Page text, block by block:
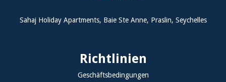
Sahaj Holiday Apartments, Baie Ste Anne, Praslin, Seychelles
Richtlinien
Geschäftsbedingungen